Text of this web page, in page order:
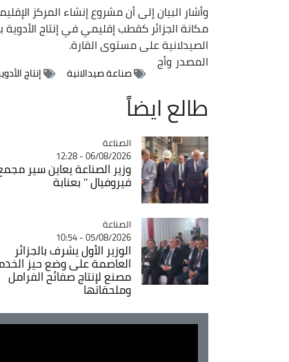
وأشار البيان إلى أن مشروع إنشاء المركز
مكانة الجزائر كقطب إقليمي في إنتاج
الصيدلانية على مستوى القارة.
المصدر وأج
صناعة صيدالانية إنتاج
طالع ايضاً
Catégorie
الصناعة
06/08/2026 - 12:28
وزير الصناعة يعاين سير
فيروفيال '' بعنابة
Catégorie
الصناعة
05/08/2026 - 10:54
الوزير الأول يشرف بالجزائر
العاصمة على وضع حيز
مصنع لإنتاج صفائح الفرامل
وملحقاتها